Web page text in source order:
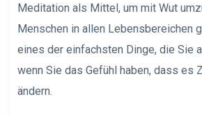
Meditation als Mittel, um mit Wut
Menschen in allen Lebensbereichen
eines der einfachsten Dinge, die Sie
wenn Sie das Gefühl haben, dass es
ändern.